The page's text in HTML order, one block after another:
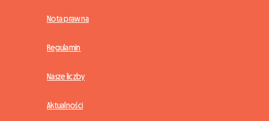
Nota prawna
Regulamin
Nasze liczby
Aktualności